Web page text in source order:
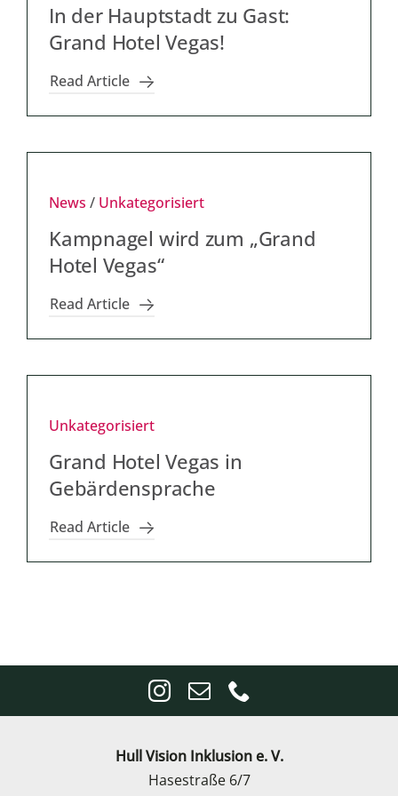
In der Hauptstadt zu Gast:
Grand Hotel Vegas!
Read Article
News / Unkategorisiert
Kampnagel wird zum „Grand
Hotel Vegas“
Read Article
Unkategorisiert
Grand Hotel Vegas in
Gebärdensprache
Read Article
Hull Vision Inklusion e. V.
Hasestraße 6/7